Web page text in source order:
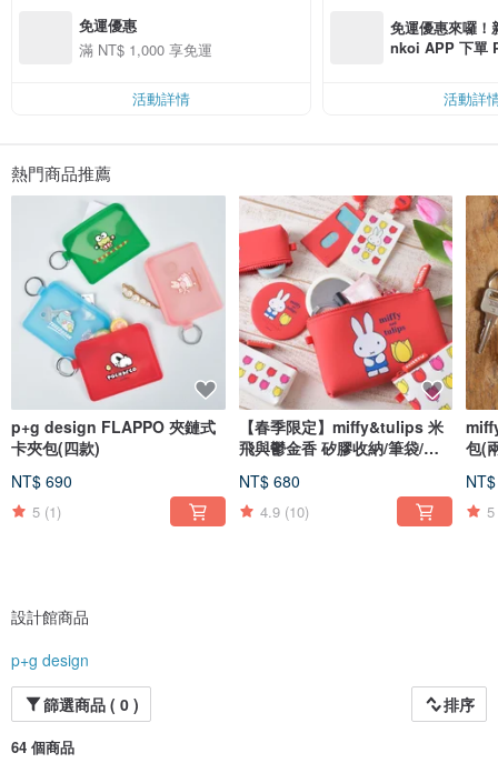
加上對有機矽膠材質特性的研究，
挑選出質感及柔軟度兼容的矽膠原料，
來製作出一項項色彩繽紛且兼具實用性的日用品！
免運優惠
滿 NT$ 1,000 享免運
活動詳情
免運優惠來囉
nkoi APP 下單
活動詳
熱門商品推薦
p+g design FLAPPO 夾鏈式
卡夾包(四款)
NT$ 690
5 (1)
【春季限定】miffy&tulips 米
飛與鬱金香 矽膠收納/筆袋/證
NT$ 680
4.9 (10)
包(
5
設計館商品
p+g design
篩選商品 ( 0 )
排序
64 個商品